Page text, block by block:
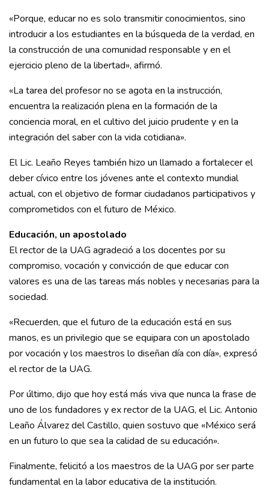
«Porque, educar no es solo transmitir conocimientos, sino
introducir a los estudiantes en la búsqueda de la verdad, en
la construcción de una comunidad responsable y en el
ejercicio pleno de la libertad», afirmó.
«La tarea del profesor no se agota en la instrucción,
encuentra la realización plena en la formación de la
conciencia moral, en el cultivo del juicio prudente y en la
integración del saber con la vida cotidiana».
El Lic. Leaño Reyes también hizo un llamado a fortalecer el
deber cívico entre los jóvenes ante el contexto mundial
actual, con el objetivo de formar ciudadanos participativos y
comprometidos con el futuro de México.
Educación, un apostolado
El rector de la UAG agradeció a los docentes por su
compromiso, vocación y convicción de que educar con
valores es una de las tareas más nobles y necesarias para la
sociedad.
«Recuerden, que el futuro de la educación está en sus
manos, es un privilegio que se equipara con un apostolado
por vocación y los maestros lo diseñan día con día», expresó
el rector de la UAG.
Por último, dijo que hoy está más viva que nunca la frase de
uno de los fundadores y ex rector de la UAG, el Lic. Antonio
Leaño Álvarez del Castillo, quien sostuvo que «México será
en un futuro lo que sea la calidad de su educación».
Finalmente, felicitó a los maestros de la UAG por ser parte
fundamental en la labor educativa de la institución.